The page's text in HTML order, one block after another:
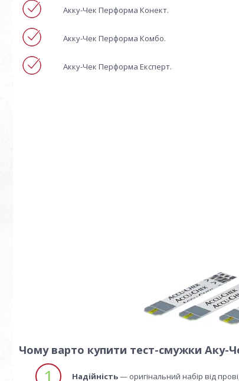
Акку-Чек Перформа Конект.
Акку-Чек Перформа Комбо.
Акку-Чек Перформа Експерт.
Чому варто купити тест-смужки Аку-
Надійність— оригінальний набір від